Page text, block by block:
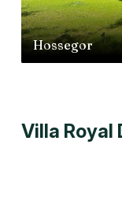
Hossegor
Villa Royal